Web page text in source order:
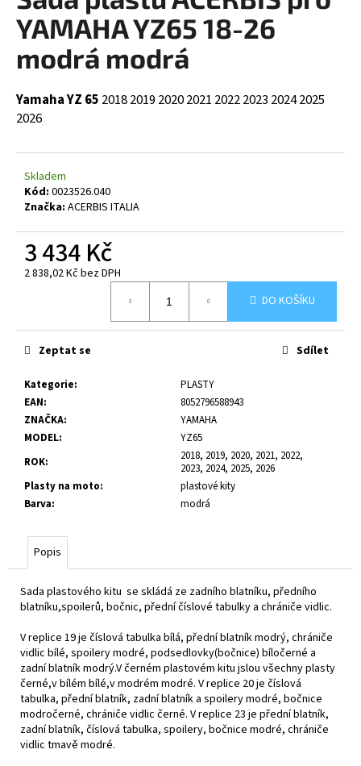
0,0
z
hvězdiček.
YAMAHA YZ65 18-26
modrá modrá
Yamaha YZ 65 20182019 20202021 20222023 20242025
2026
Skladem
Kód: 0023526.040
Značka: ACERBIS ITALIA
3 434 Kč
2 838,02 Kč bez DPH
DO KOŠÍKU
Kategorie:
PLASTY
EAN:
8052796588943
ZNAČKA:
YAMAHA
MODEL:
YZ65
ROK:
2018, 2019, 2020, 2021, 2022,
2023, 2024, 2025, 2026
Plasty na moto:
plastové kity
Barva: modrá
Zeptat se Sdílet
Popis
Sada plastového kitu se skládá ze zadního blatníku, předního
blatníku,spoilerů, bočnic, přední číslové tabulky a chrániče vidlic.
V replice 19 je číslová tabulka bílá, přední blatník modrý, chrániče
vidlic bílé, spoilery modré, podsedlovky(bočnice) bíločerné a
zadní blatník modrý.V černém plastovém kitu jslou všechny plasty
černé,v bílém bílé,v modrém modré. V replice 20 je číslová
tabulka, přední blatník, zadní blatník a spoilery modré, bočnice
modročerné, chrániče vidlic černé. V replice 23 je přední blatník,
zadní blatník, číslová tabulka, spoilery, bočnice modré, chrániče
vidlic tmavě modré.
a
í
?
HLEDAT
D
o
r
u
u
m